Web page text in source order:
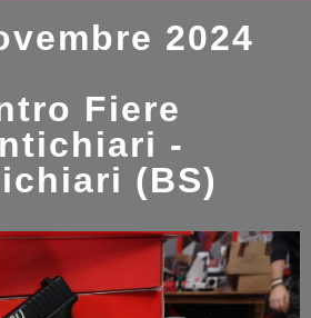
2024
Fiere
-
(BS)